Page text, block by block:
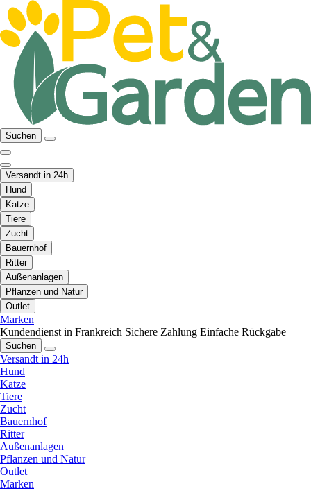
Suchen
Versandt in 24h
Hund
Katze
Tiere
Zucht
Bauernhof
Ritter
Außenanlagen
Pflanzen und Natur
Outlet
Marken
Kundendienst in Frankreich Sichere Zahlung Einfache Rückgabe
Suchen
Versandt in 24h
Hund
Katze
Tiere
Zucht
Bauernhof
Ritter
Außenanlagen
Pflanzen und Natur
Outlet
Marken